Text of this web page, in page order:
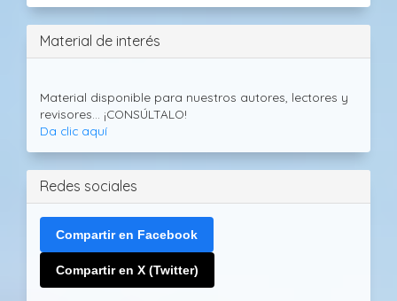
Material de interés
Material disponible para nuestros autores, lectores y
revisores... ¡CONSÚLTALO!
Da clic aquí
Redes sociales
Compartir en Facebook
Compartir en X (Twitter)